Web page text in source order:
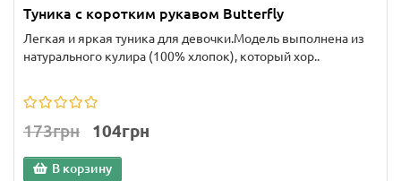
Туника с коротким рукавом Butterfly
Легкая и яркая туника для девочки.Модель выполнена из
натурального кулира (100% хлопок), который хор..
173грн 104грн
В корзину